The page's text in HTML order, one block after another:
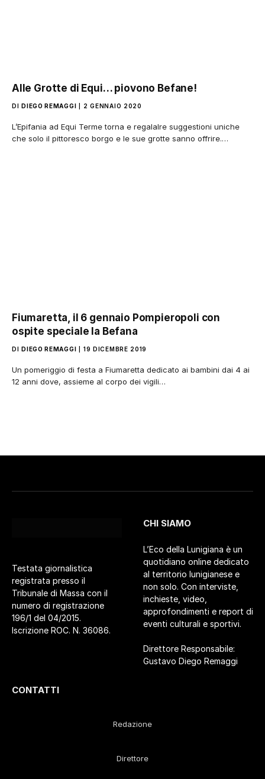
Alle Grotte di Equi… piovono Befane!
DI DIEGO REMAGGI 2 GENNAIO 2020
L’Epifania ad Equi Terme torna e regalalre suggestioni uniche
che solo il pittoresco borgo e le sue grotte sanno offrire.…
Fiumaretta, il 6 gennaio Pompieropoli con
ospite speciale la Befana
DI DIEGO REMAGGI 19 DICEMBRE 2019
Un pomeriggio di festa a Fiumaretta dedicato ai bambini dai 4 ai
12 anni dove, assieme al corpo dei vigili…
Testata giornalistica
registrata presso il
Tribunale di Massa con il
numero di registrazione
196/1 del 04/2015.
Iscrizione ROC. N. 36086.
CHI SIAMO
L’Eco della Lunigiana è un
quotidiano online dedicato
al territorio lunigianese e
non solo. Con interviste,
inchieste, video,
approfondimenti e report di
eventi culturali e sportivi.
Direttore Responsabile:
Gustavo Diego Remaggi
CONTATTI
Redazione
Direttore